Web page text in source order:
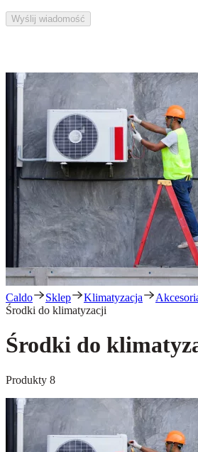
Wyślij wiadomość
Caldo Sklep Klimatyzacja
Środki do klimatyzacji
Środki do
Produkty 8